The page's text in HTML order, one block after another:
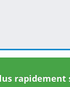
rapidement